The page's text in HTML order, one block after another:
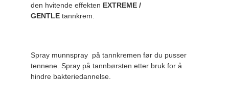
den hvitende effekten EXTREME /
GENTLE tannkrem.
Spray munnspray på tannkremen før du pusser
tennene. Spray på tannbørsten etter bruk for å
hindre bakteriedannelse.